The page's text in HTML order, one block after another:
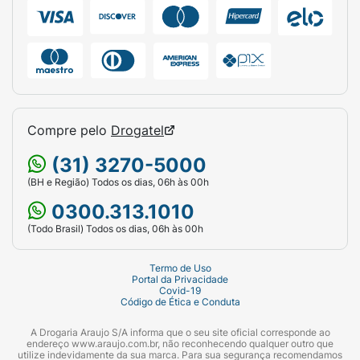
Compre pelo Drogatel
(31) 3270-5000
(BH e Região) Todos os dias, 06h às 00h
0300.313.1010
(Todo Brasil) Todos os dias, 06h às 00h
Termo de Uso
Portal da Privacidade
Covid-19
Código de Ética e Conduta
A Drogaria Araujo S/A informa que o seu site oficial corresponde ao
endereço www.araujo.com.br, não reconhecendo qualquer outro que
utilize indevidamente da sua marca. Para sua segurança recomendamos